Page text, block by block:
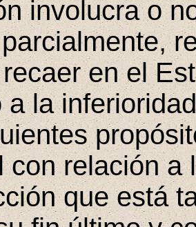
involucra o
en el
a la
con relación a
que está